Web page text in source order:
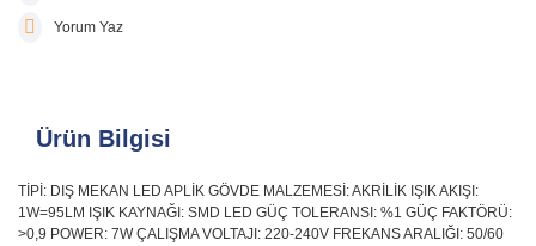
Yorum Yaz
Ürün Bilgisi
TİPİ: DIŞ MEKAN LED APLİK GÖVDE MALZEMESİ: AKRİLİK IŞIK AKIŞI:
1W=95LM IŞIK KAYNAĞI: SMD LED GÜÇ TOLERANSI: %1 GÜÇ FAKTÖRÜ:
>0,9 POWER: 7W ÇALIŞMA VOLTAJI: 220-240V FREKANS ARALIĞI: 50/60